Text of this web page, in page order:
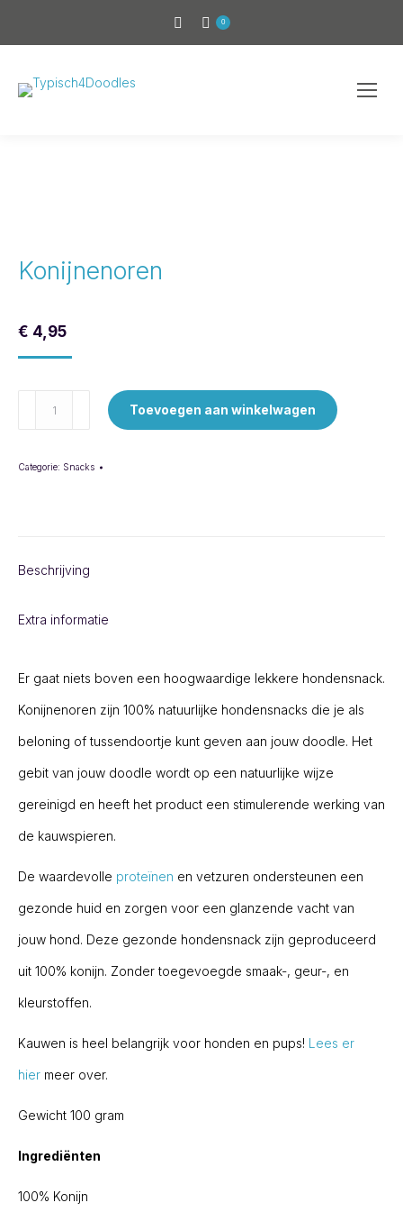
0
Konijnenoren
€ 4,95
Konijnenoren Toevoegen aan winkelwagen
Categorie: Snacks
Beschrijving
Extra informatie
Er gaat niets boven een hoogwaardige lekkere hondensnack.
Konijnenoren zijn 100% natuurlijke hondensnacks die je als
beloning of tussendoortje kunt geven aan jouw doodle. Het
gebit van jouw doodle wordt op een natuurlijke wijze
gereinigd en heeft het product een stimulerende werking van
de kauwspieren.
De waardevolle proteïnen en vetzuren ondersteunen een
gezonde huid en zorgen voor een glanzende vacht van
jouw hond. Deze gezonde hondensnack zijn geproduceerd
uit 100% konijn. Zonder toegevoegde smaak-, geur-, en
kleurstoffen.
Kauwen is heel belangrijk voor honden en pups! Lees er
hier meer over.
Gewicht 100 gram
Ingrediënten
100% Konijn